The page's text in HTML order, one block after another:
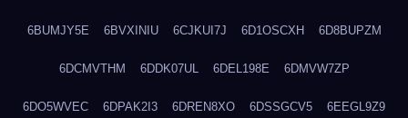
6BUMJY5E 6BVXINIU 6CJKUI7J 6D1OSCXH 6D8BUPZM
6DCMVTHM 6DDK07UL 6DEL198E 6DMVW7ZP
6DO5WVEC 6DPAK2I3 6DREN8XO 6DSSGCV5 6EEGL9Z9